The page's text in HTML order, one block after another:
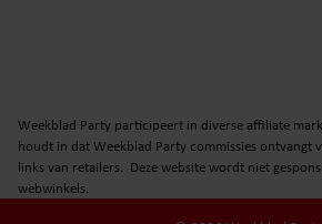
Weekblad Party participeert in diverse affiliate
houdt in dat Weekblad Party commissies ontvangt
links van retailers. Deze website wordt niet
webwinkels.